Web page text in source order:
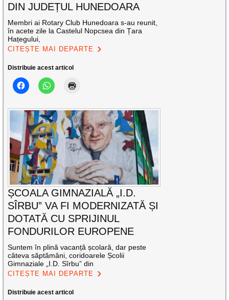
DIN JUDEȚUL HUNEDOARA
Membri ai Rotary Club Hunedoara s-au reunit,
în acete zile la Castelul Nopcsea din Țara
Hațegului,
CITEȘTE MAI DEPARTE
Distribuie acest articol
ȘCOALA GIMNAZIALĂ „I.D.
SÎRBU” VA FI MODERNIZATĂ ȘI
DOTATĂ CU SPRIJINUL
FONDURILOR EUROPENE
Suntem în plină vacanță școlară, dar peste
câteva săptămâni, coridoarele Școlii
Gimnaziale „I.D. Sîrbu” din
CITEȘTE MAI DEPARTE
Distribuie acest articol